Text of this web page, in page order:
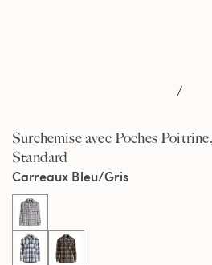
/
Surchemise avec Poches
Standard
Carreaux Bleu/Gris
selected